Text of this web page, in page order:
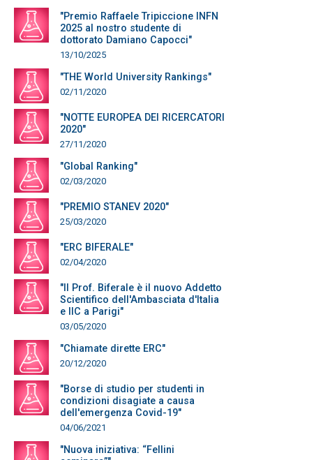
"Premio Raffaele Tripiccione INFN
2025 al nostro studente di
dottorato Damiano Capocci"
13/10/2025
"THE World University Rankings"
02/11/2020
"NOTTE EUROPEA DEI RICERCATORI
2020"
27/11/2020
"Global Ranking"
02/03/2020
"PREMIO STANEV 2020"
25/03/2020
"ERC BIFERALE"
02/04/2020
"Il Prof. Biferale è il nuovo Addetto
Scientifico dell'Ambasciata d'Italia
e IIC a Parigi"
03/05/2020
"Chiamate dirette ERC"
20/12/2020
"Borse di studio per studenti in
condizioni disagiate a causa
dell'emergenza Covid-19"
04/06/2021
"Nuova iniziativa: “Fellini